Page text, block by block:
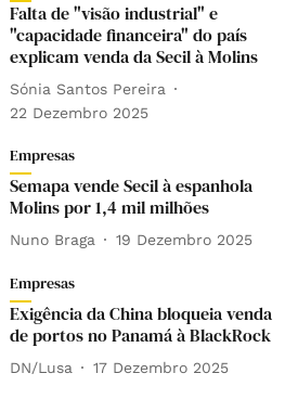
Falta de "visão industrial" e
"capacidade financeira" do país
explicam venda da Secil à Molins
Sónia Santos Pereira
22 Dezembro 2025
Empresas
Semapa vende Secil à espanhola
Molins por 1,4 mil milhões
Nuno Braga 19 Dezembro 2025
Empresas
Exigência da China bloqueia venda
de portos no Panamá à BlackRock
DN/Lusa 17 Dezembro 2025